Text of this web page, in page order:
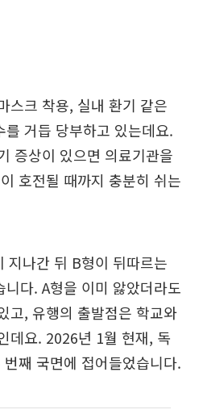
스크 착용, 실내 환기 같은
거듭 당부하고 있는데요.
증상이 있으면 의료기관을
호전될 때까지 충분히 쉬는
지나간 뒤 B형이 뒤따르는
다. A형을 이미 앓았더라도
고, 유행의 출발점은 학교와
데요. 2026년 1월 현재, 독
째 국면에 접어들었습니다.